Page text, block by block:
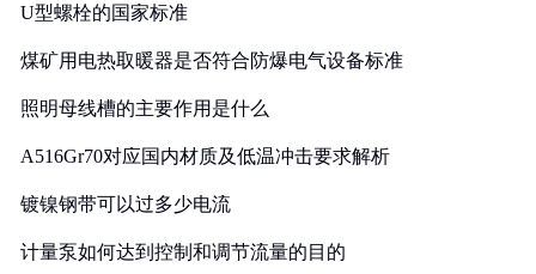
U型螺栓的国家标准
煤矿用电热取暖器是否符合防爆电气设备标准
照明母线槽的主要作用是什么
A516Gr70对应国内材质及低温冲击要求解析
镀镍钢带可以过多少电流
计量泵如何达到控制和调节流量的目的